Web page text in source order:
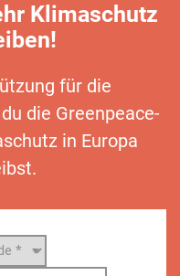
Klimaschutz
für die
die Greenpeace-
in Europa